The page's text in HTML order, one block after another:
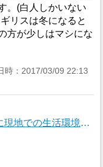
。(白人しかいない
リスは冬になると
方が少しはマシにな
時：2017/03/09 22:13
イギリスの大学院について。特に現地での生活環境(生活費、治安、雰囲気)の他、学校の環境(図書館、学費、生徒の民族性)